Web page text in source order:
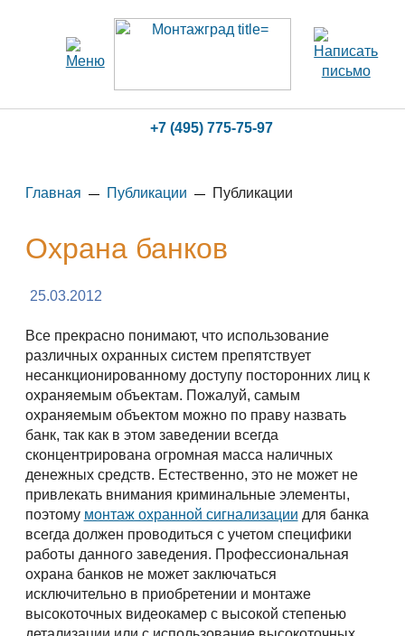
+7 (495) 775-75-97
Главная Публикации Публикации
Охрана банков
25.03.2012
Все прекрасно понимают, что использование
различных охранных систем препятствует
несанкционированному доступу посторонних лиц к
охраняемым объектам. Пожалуй, самым
охраняемым объектом можно по праву назвать
банк, так как в этом заведении всегда
сконцентрирована огромная масса наличных
денежных средств. Естественно, это не может не
привлекать внимания криминальные элементы,
поэтому монтаж охранной сигнализации для банка
всегда должен проводиться с учетом специфики
работы данного заведения. Профессиональная
охрана банков не может заключаться
исключительно в приобретении и монтаже
высокоточных видеокамер с высокой степенью